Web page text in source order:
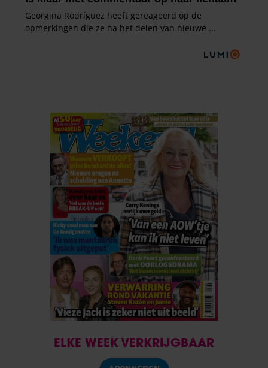
ELKE WEEK VERKRIJGBAAR